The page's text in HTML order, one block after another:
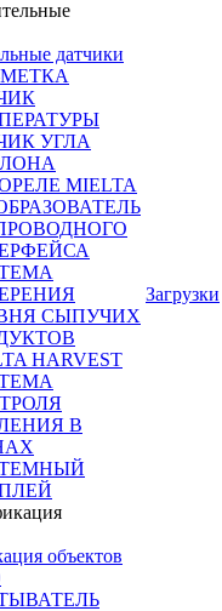
датчики
МЕТКА
УГЛА
MIELTA
СЫПУЧИХ
HARVEST
В
объектов
Загрузки